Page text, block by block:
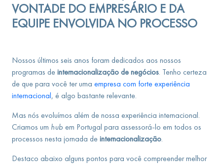
VONTADE DO EMPRESÁRIO E DA
EQUIPE ENVOLVIDA NO PROCESSO
Nossos últimos seis anos foram dedicados aos nossos
programas de internacionalização de negócios. Tenho certeza
de que para você ter uma empresa com forte experiência
internacional, é algo bastante relevante.
Mas nós evoluímos além de nossa experiência internacional.
Criamos um hub em Portugal para assessorá-lo em todos os
processos nesta jornada de internacionalização.
Destaco abaixo alguns pontos para você compreender melhor